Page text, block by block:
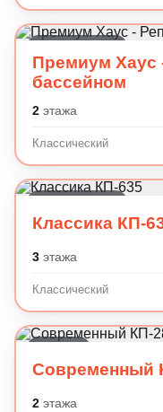
Премиум Хаус
бассейном
2этажа
Классический
Классика КП-
3этажа
Классический
Современный
2этажа